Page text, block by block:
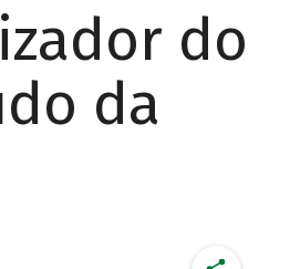
do
da